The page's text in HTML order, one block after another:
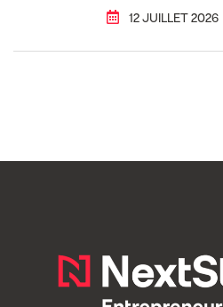
12 JUILLET 2026